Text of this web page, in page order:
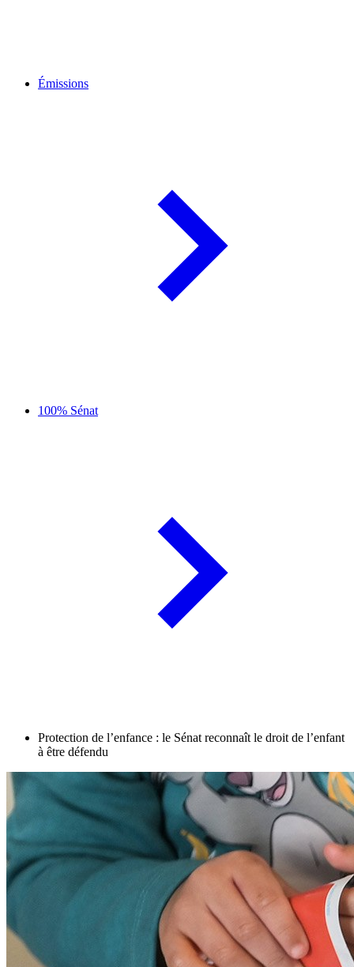
Émissions
100% Sénat
Protection de l’enfance : le Sénat reconnaît le droit de l’enfant
à être défendu